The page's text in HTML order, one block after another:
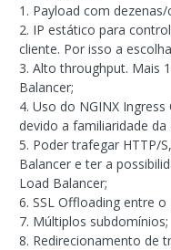
1. Payload com
2. IP estático para
cliente. Por isso a
3. Alto throughput. Mais
Balancer;
4. Uso do NGINX
devido a familiaridade da
5. Poder trafegar HTTP/
Balancer e ter a
Load Balancer;
6. SSL Offloading entre
7. Múltiplos subdomínios;
8. Redirecionamento de